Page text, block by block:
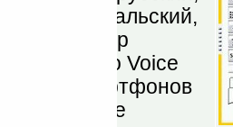
португальский,
55 пар
Speereo Voice
смартфонов
Voice